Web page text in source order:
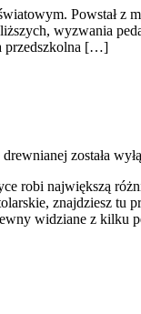
Powstał z
wyzwania
przedszkolna […]
została
największą
znajdziesz
widziane z kilku